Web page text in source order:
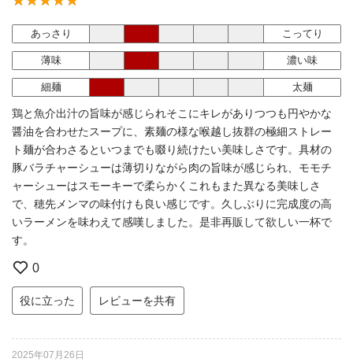
あっさり こってり
薄味 濃い味
細麺 太麺
鶏と魚介出汁の旨味が感じられそこにキレがありつつも円やかな
醤油を合わせたスープに、素麺の様な喉越し抜群の極細ストレー
ト麺が合わさるといつまでも啜り続けたい美味しさです。具材の
豚バラチャーシューは薄切りながら肉の旨味が感じられ、モモチ
ャーシューはスモーキーで柔らかくこれもまた異なる美味しさ
で、穂先メンマの味付けも良い感じです。久しぶりに完成度の高
いラーメンを味わえて感嘆しました。是非再販して欲しい一杯で
す。
0
役に立った レビューを共有
2025年07月26日